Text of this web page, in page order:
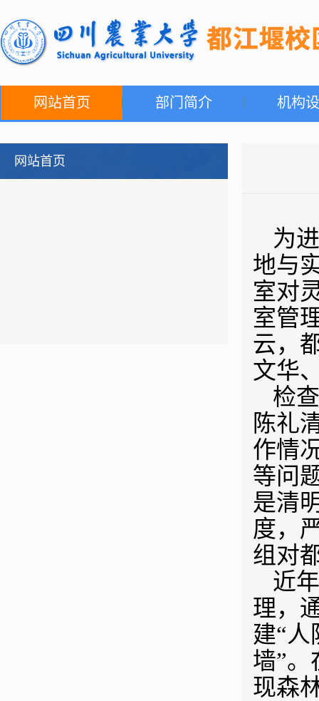
网站首页 部门简介 机构
网站首页
为
地与
室对
室管
云，
文华
检
陈礼
作情
等问
是清
度，
组对
近
理，
建“
墙”
现森